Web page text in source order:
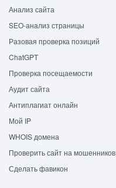
Анализ сайта
SEO-анализ страницы
Разовая проверка позиций
ChatGPT
Проверка посещаемости
Аудит сайта
Антиплагиат онлайн
Мой IP
WHOIS домена
Проверить сайт на мошенников
Сделать фавикон